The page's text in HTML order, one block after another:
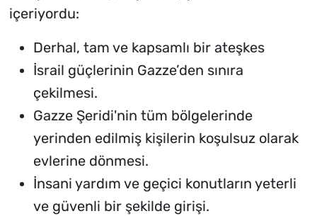
içeriyordu:
Derhal, tam ve kapsamlı bir ateşkes
İsrail güçlerinin Gazze’den sınıra
çekilmesi.
Gazze Şeridi'nin tüm bölgelerinde
yerinden edilmiş kişilerin koşulsuz olarak
evlerine dönmesi.
İnsani yardım ve geçici konutların yeterli
ve güvenli bir şekilde girişi.